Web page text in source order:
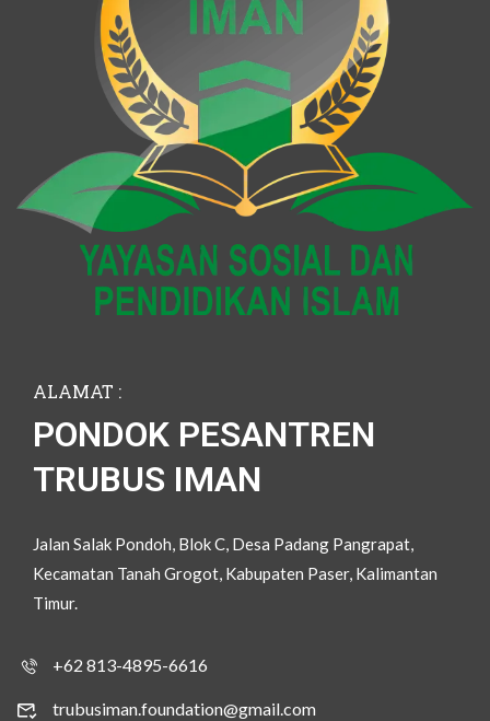
ALAMAT :
PONDOK PESANTREN
TRUBUS IMAN
Jalan Salak Pondoh, Blok C, Desa Padang Pangrapat,
Kecamatan Tanah Grogot, Kabupaten Paser, Kalimantan
Timur.
+62 813-4895-6616
trubusiman.foundation@gmail.com